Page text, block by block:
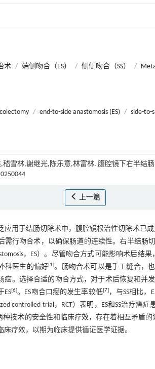
术 / 端侧吻合（ES） / 侧侧吻合（SS） /
/ end-to-side anastomosis (ES) / side-to-
嵇雪林,谢继光,陈乐意,林富林. 腹腔镜下右半结
上一篇
应用于结肠切除术中，腹腔镜根治性切除术
行吻合术，以确保肠道的连续性。右半结肠切
，ES）。尽管吻合方式可能影响术后
科医生的偏好[1]。肠吻合术可以是手工缝合，
癌。选择合适的吻合方式，对于术后恢复和并
ES[6]。ES吻合口瘘的发生率较低[7]，与SS相比，
controlled trial，RCT）表明，ES和SS治疗癌
种技术的安全性和临床疗效，存在着相互矛盾
床疗效，以期为临床提供循证医学证据。